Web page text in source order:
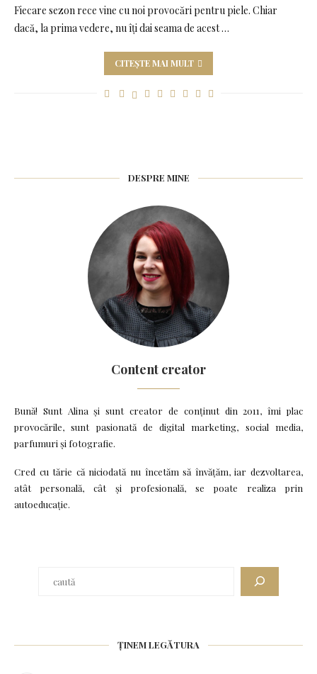
Fiecare sezon rece vine cu noi provocări pentru piele. Chiar
dacă, la prima vedere, nu îți dai seama de acest …
CITEȘTE MAI MULT
DESPRE MINE
Content creator
Bună! Sunt Alina și sunt creator de conținut din 2011, îmi plac
provocările, sunt pasionată de digital marketing, social media,
parfumuri și fotografie.
Cred cu tărie că niciodată nu încetăm să învățăm, iar dezvoltarea,
atât personală, cât și profesională, se poate realiza prin
autoeducație.
ȚINEM LEGĂTURA